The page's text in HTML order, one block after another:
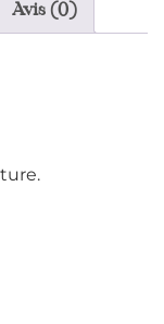
Avis (0)